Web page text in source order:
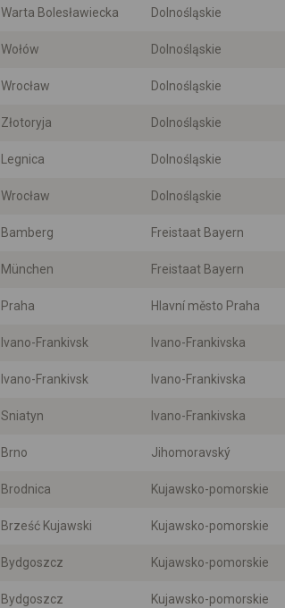
Warta Bolesławiecka Dolnośląskie
Wołów Dolnośląskie
Wrocław Dolnośląskie
Złotoryja Dolnośląskie
Legnica Dolnośląskie
Wrocław Dolnośląskie
Bamberg Freistaat Bayern
München Freistaat Bayern
Praha Hlavní město Praha
Ivano-Frankivsk Ivano-Frankivska
Ivano-Frankivsk Ivano-Frankivska
Sniatyn Ivano-Frankivska
Brno Jihomoravský
Brodnica Kujawsko-pomorskie
Brześć Kujawski Kujawsko-pomorskie
Bydgoszcz Kujawsko-pomorskie
Bydgoszcz Kujawsko-pomorskie